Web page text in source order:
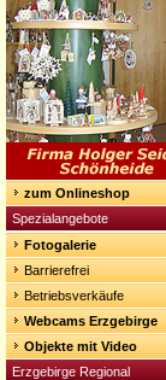
zum Onlineshop
Spezialangebote
Fotogalerie
Barrierefrei
Betriebsverkäufe
Webcams Erzgebirge
Objekte mit Video
Erzgebirge Regional